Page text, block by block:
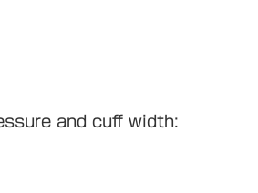
and cuff width: